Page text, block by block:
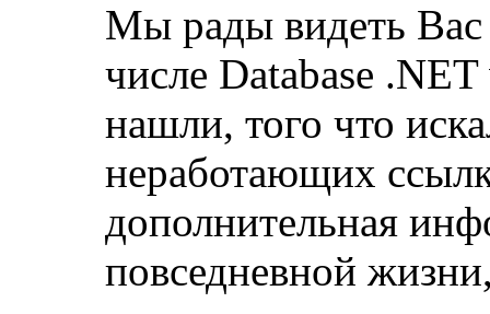
Мы рады видеть Вас
числе Database
нашли, того что
неработающих
дополнительная
повседневной